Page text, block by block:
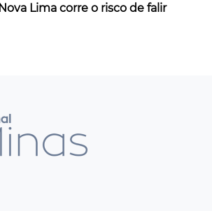
Lima corre o risco de falir